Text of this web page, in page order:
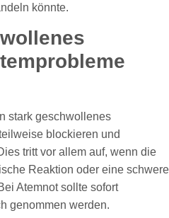
könnte.
stark geschwollenes
blockieren und
tritt vor allem auf, wenn die
Reaktion oder eine schwere
Atemnot sollte sofort
genommen werden.